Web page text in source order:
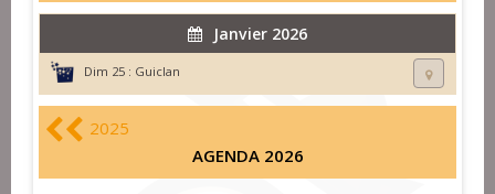
Janvier 2026
Dim 25 : Guiclan
2025
AGENDA 2026